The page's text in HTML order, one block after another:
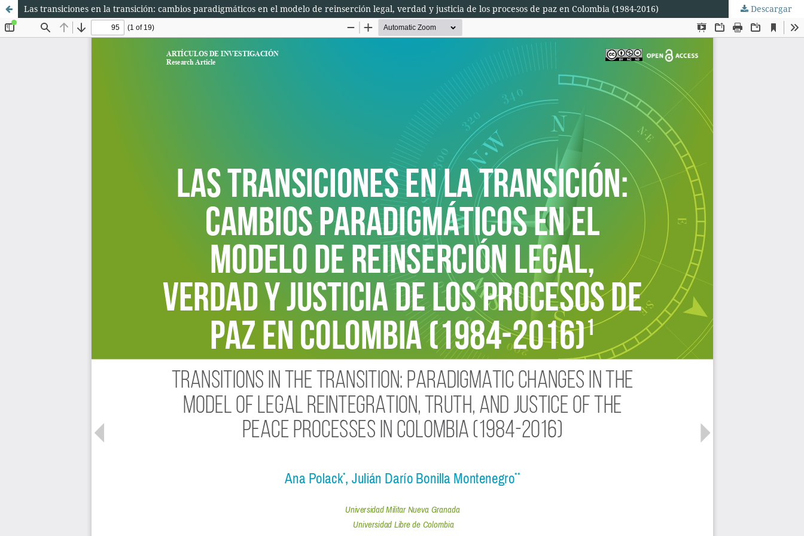
Las transiciones en la transición: cambios paradigmáticos en el modelo de reinserción legal, verdad y justicia de los procesos de paz en Colombia (1984-2016) Descargar